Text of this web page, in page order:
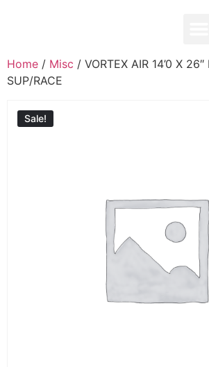
Home / Misc / VORTEX AIR 14’0 X
SUP/RACE
Sale!